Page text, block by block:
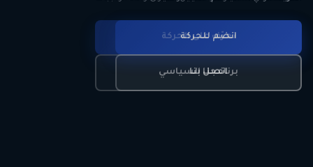
تعرّف على الحركة
برنامجنا السياسي
انضم للحركة
اتصل بنا